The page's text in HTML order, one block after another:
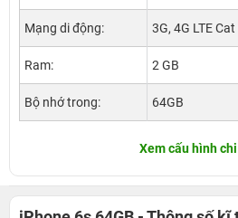
Mạng di động: 3G, 4G LTE Cat
Ram: 2 GB
Bộ nhớ trong: 64GB
Xem cấu hình